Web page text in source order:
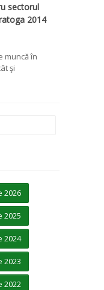
sectorul
2014
muncă în
şi
2026
2025
2024
2023
2022